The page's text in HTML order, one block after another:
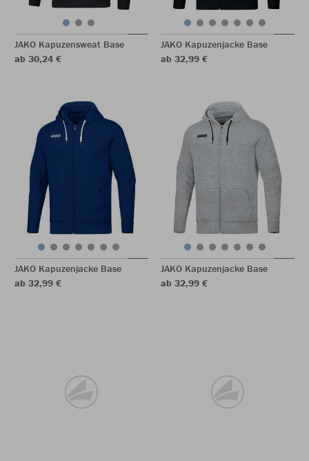
JAKO Kapuzensweat Base
ab 30,24 €
JAKO Kapuzenjacke Base
ab 32,99 €
JAKO Kapuzenjacke Base
ab 32,99 €
JAKO Kapuzenjacke Base
ab 32,99 €